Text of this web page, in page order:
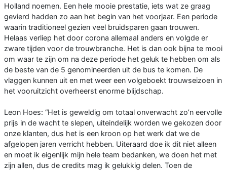
Holland noemen. Een hele mooie prestatie, iets wat ze graag
gevierd hadden zo aan het begin van het voorjaar. Een periode
waarin traditioneel gezien veel bruidsparen gaan trouwen.
Helaas verliep het door corona allemaal anders en volgde er
zware tijden voor de trouwbranche. Het is dan ook bijna te mooi
om waar te zijn om na deze periode het geluk te hebben om als
de beste van de 5 genomineerden uit de bus te komen. De
vlaggen kunnen uit en met weer een volgeboekt trouwseizoen in
het vooruitzicht overheerst enorme blijdschap.
Leon Hoes: “Het is geweldig om totaal onverwacht zo’n eervolle
prijs in de wacht te slepen, uiteindelijk worden we gekozen door
onze klanten, dus het is een kroon op het werk dat we de
afgelopen jaren verricht hebben. Uiteraard doe ik dit niet alleen
en moet ik eigenlijk mijn hele team bedanken, we doen het met
zijn allen, dus de credits mag ik gelukkig delen. Toen de